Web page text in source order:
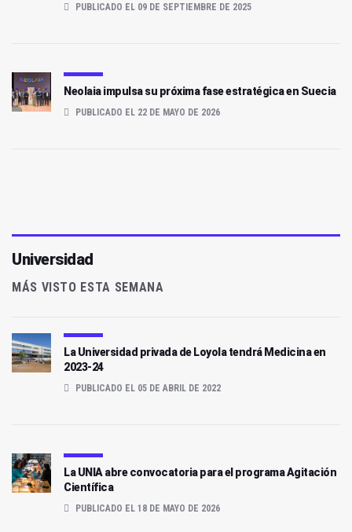
PUBLICADO EL 09 DE SEPTIEMBRE DE 2025
Neolaia impulsa su próxima fase estratégica en Suecia
PUBLICADO EL 22 DE MAYO DE 2026
Universidad
MÁS VISTO ESTA SEMANA
La Universidad privada de Loyola tendrá Medicina en
2023-24
PUBLICADO EL 05 DE ABRIL DE 2022
La UNIA abre convocatoria para el programa Agitación
Científica
PUBLICADO EL 18 DE MAYO DE 2026